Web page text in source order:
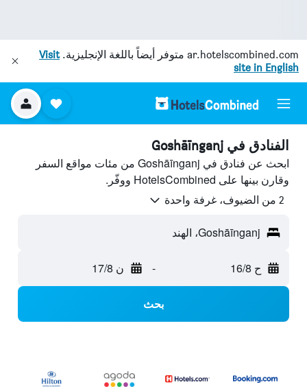
ar.hotelscombined.com متوفر أيضاً باللغة الإنجليزية.Visit
site in English
الفنادق في Goshāīnganj
ابحث عن فنادق في Goshāīnganj من مئات مواقع السفر
وقارن بينها على HotelsCombined ووفّر.
2 من الضيوف، غرفة واحدة
Goshāīnganj، الهند
ح 16/8 - ن 17/8
بحث